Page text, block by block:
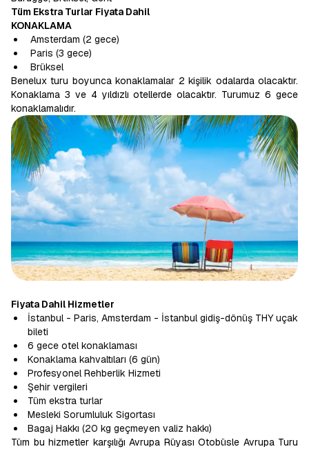
Tüm Ekstra Turlar Fiyata Dahil
KONAKLAMA
Amsterdam (2 gece)
Paris (3 gece)
Brüksel
Benelux turu boyunca konaklamalar 2 kişilik odalarda olacaktır.
Konaklama 3 ve 4 yıldızlı otellerde olacaktır. Turumuz 6 gece
konaklamalıdır.
Fiyata Dahil Hizmetler
İstanbul - Paris, Amsterdam - İstanbul gidiş-dönüş THY uçak
bileti
6 gece otel konaklaması
Konaklama kahvaltıları (6 gün)
Profesyonel Rehberlik Hizmeti
Şehir vergileri
Tüm ekstra turlar
Mesleki Sorumluluk Sigortası
Bagaj Hakkı (20 kg geçmeyen valiz hakkı)
Tüm bu hizmetler karşılığı Avrupa Rüyası Otobüsle Avrupa Turu